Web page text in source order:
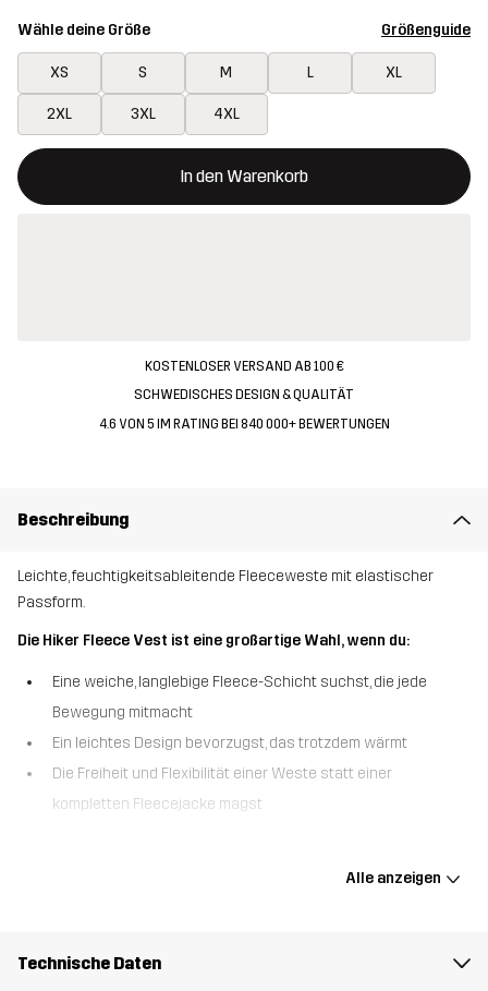
Wähle deine Größe Größenguide
XS S M L XL
2XL 3XL 4XL
In den Warenkorb
Dieser Button öffnet ein Fenster und legt den neuen Artikel in
{{size}} nicht verfügbar
KOSTENLOSER VERSAND AB 100 €
SCHWEDISCHES DESIGN & QUALITÄT
4.6 VON 5 IM RATING BEI 840 000+ BEWERTUNGEN
Beschreibung
Leichte, feuchtigkeitsableitende Fleeceweste mit elastischer
Passform.
Die Hiker Fleece Vest ist eine großartige Wahl, wenn du:
Eine weiche, langlebige Fleece-Schicht suchst, die jede
Bewegung mitmacht
Ein leichtes Design bevorzugst, das trotzdem wärmt
Die Freiheit und Flexibilität einer Weste statt einer
kompletten Fleecejacke magst
Schicht, die für leichte Wärme und maximale Vielseitigkeit
aktiv bist oder dich entspannst. Elastische Einfassungen an
Alle anzeigen
Technische Daten